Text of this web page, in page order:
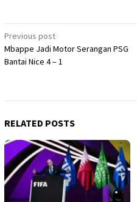
Post
navigation
Previous post
Mbappe Jadi Motor Serangan PSG
Bantai Nice 4 – 1
RELATED POSTS